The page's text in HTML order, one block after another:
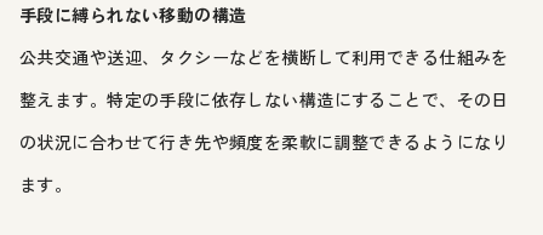
手段に縛られない移動の構造
公共交通や送迎、タクシーなどを横断して利用できる仕組みを
整えます。特定の手段に依存しない構造にすることで、その日
の状況に合わせて行き先や頻度を柔軟に調整できるようになり
ます。